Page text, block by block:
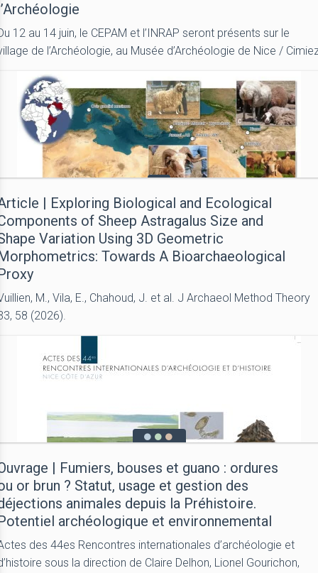
12 au 14 juin, le CEPAM et l’INRAP seront présents sur le
de l’Archéologie, au Musée d’Archéologie de Nice /
| Exploring Biological and Ecological
of Sheep Astragalus Size and
Variation Using 3D Geometric
Towards A Bioarchaeological
M., Vila, E., Chahoud, J. et al. J Archaeol Method Theory
58 (2026).
| Fumiers, bouses et guano : ordures
or brun ? Statut, usage et gestion des
animales depuis la Préhistoire.
archéologique et environnemental
des 44es Rencontres internationales d’archéologie et
sous la direction de Claire Delhon, Lionel Gourichon,